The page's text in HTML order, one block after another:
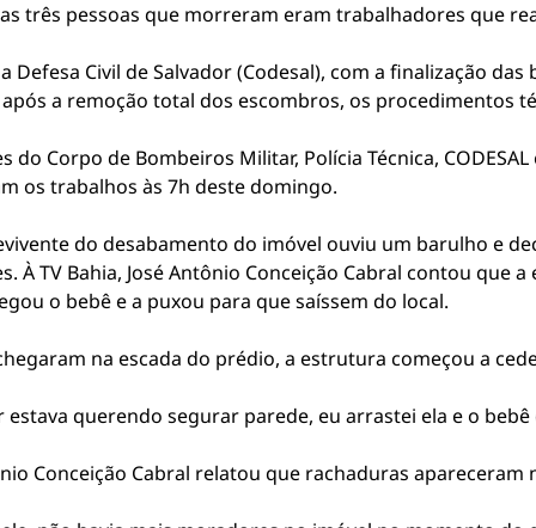
três pessoas que morreram eram trabalhadores que
Defesa Civil de Salvador (Codesal), com a finalização
a remoção total dos escombros, os procedimentos
do Corpo de Bombeiros Militar, Polícia Técnica,
os trabalhos às 7h deste domingo.
do desabamento do imóvel ouviu um barulho e
À TV Bahia, José Antônio Conceição Cabral contou
o bebê e a puxou para que saíssem do local.
na escada do prédio, a estrutura começou a
estava querendo segurar parede, eu arrastei ela e o
Conceição Cabral relatou que rachaduras apareceram